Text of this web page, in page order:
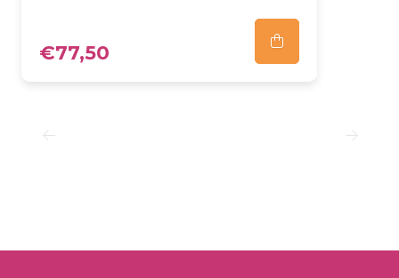
€77,50